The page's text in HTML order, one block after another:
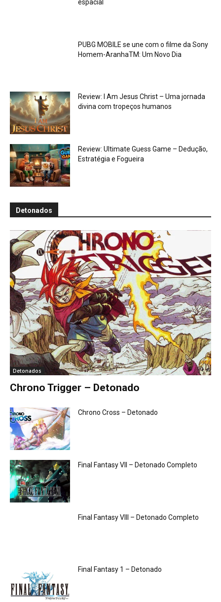
espacial
PUBG MOBILE se une com o filme da Sony
Homem-AranhaTM: Um Novo Dia
Review: I Am Jesus Christ – Uma jornada
divina com tropeços humanos
Review: Ultimate Guess Game – Dedução,
Estratégia e Fogueira
Detonados
Detonados
Chrono Trigger – Detonado
Chrono Cross – Detonado
Final Fantasy VII – Detonado Completo
Final Fantasy VIII – Detonado Completo
Final Fantasy 1 – Detonado